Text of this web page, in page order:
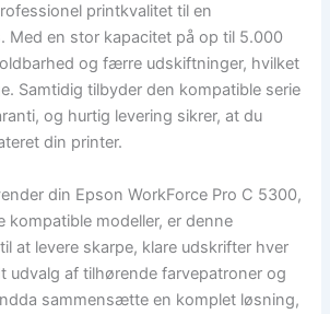
printkvalitet til en
Med en stor kapacitet på op til 5.000
og færre udskiftninger, hvilket
Samtidig tilbyder den kompatible serie
og hurtig levering sikrer, at du
din printer.
din Epson WorkForce Pro C 5300,
kompatible modeller, er denne
at levere skarpe, klare udskrifter hver
udvalg af tilhørende farvepatroner og
sammensætte en komplet løsning,